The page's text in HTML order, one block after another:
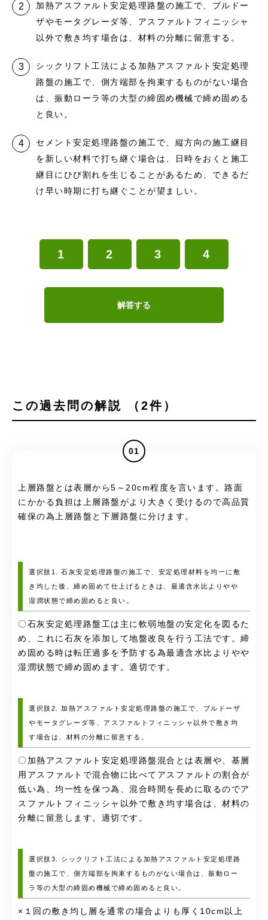
加熱アスファルト安定処理路盤の施工で、ブルドー
ザやモータグレーダ等、アスファルトフィニッシャ
以外で敷き均す場合は、材料の分離に留意する。
シックリフト工法による加熱アスファルト安定処理
路盤の施工で、側方端部を拘束するものがない場合
は、振動ローラ等の大型の締固め機械で締め固める
と良い。
セメント安定処理路盤の施工で、縦方向の施工継目
を新しい材料で打ち継ぐ場合は、日時をおくと施工
継目にひび割れを生じることがあるため、できるだ
け早い時期に打ち継ぐことが望ましい。
1 2 3 4
解答する
この過去問の解説 （2件）
01
上層路盤とは表層から5～20cm程度を言います。路面
にかかる負担は上層路盤がより大きく受けるので高品質
確保の為上層路盤と下層路盤に分けます。
選択肢1. 石灰安定処理路盤の施工で、安定処理材料を均一に敷
き均した後、締め固めて仕上げるときは、最適含水比よりやや
湿潤状態で締め固めると良い。
〇石灰安定処理路盤工は主に軟弱地盤の安定化を図るた
め、これに石灰を添加して地盤改良を行う工法です。締
め固める時は転圧過多を予防する為最適含水比よりやや
湿潤状態で締め固めます。適切です。
選択肢2. 加熱アスファルト安定処理路盤の施工で、ブルドーザ
やモータグレーダ等、アスファルトフィニッシャ以外で敷き均
す場合は、材料の分離に留意する。
〇加熱アスファルト安定処理路盤混合とは表層や、基層
用アスファルトで混合物に比べてアスファルトの割合が
低い為、均一性を保つ為、混合時間を長めに取るのでア
スファルトフィニッシャ以外で敷き均す場合は、材料の
分離に留意します。適切です。
選択肢3. シックリフト工法による加熱アスファルト安定処理路
盤の施工で、側方端部を拘束するものがない場合は、振動ロー
ラ等の大型の締固め機械で締め固めると良い。
×１回の敷き均し層を通常の場合よりも厚く10cm以上